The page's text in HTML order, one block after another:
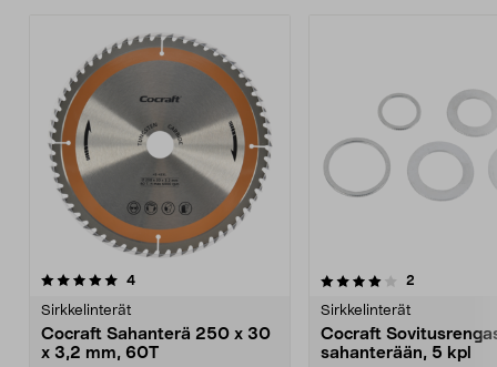
4arvostelut
Sirkkelinterät
Cocraft Sahanterä 250 x 30
x 3,2 mm, 60T
4.0 viidestä
2
Sirkkelinterät
Cocraft
sahanterään, 5 kpl
4.0 viidestä